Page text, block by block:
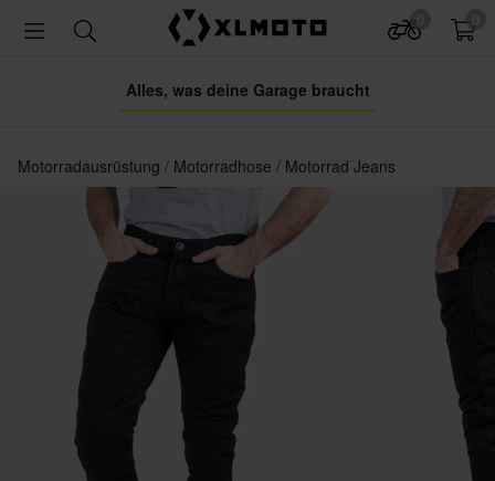
Alles, was deine Garage braucht
Motorradausrüstung Motorradhose Motorrad Jeans